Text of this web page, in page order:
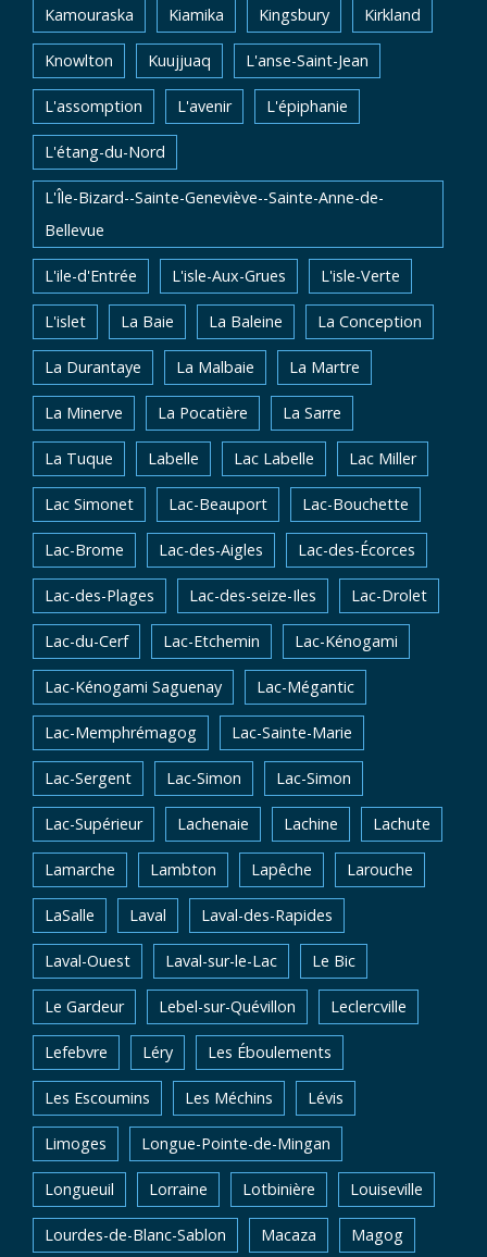
Kamouraska Kiamika Kingsbury Kirkland
Knowlton Kuujjuaq L'anse-Saint-Jean
L'assomption L'avenir L'épiphanie
L'étang-du-Nord
L'Île-Bizard--Sainte-Geneviève--Sainte-Anne-de-
Bellevue
L'ile-d'Entrée L'isle-Aux-Grues L'isle-Verte
L'islet La Baie La Baleine La Conception
La Durantaye La Malbaie La Martre
La Minerve La Pocatière La Sarre
La Tuque Labelle Lac Labelle Lac Miller
Lac Simonet Lac-Beauport Lac-Bouchette
Lac-Brome Lac-des-Aigles Lac-des-Écorces
Lac-des-Plages Lac-des-seize-Iles Lac-Drolet
Lac-du-Cerf Lac-Etchemin Lac-Kénogami
Lac-Kénogami Saguenay Lac-Mégantic
Lac-Memphrémagog Lac-Sainte-Marie
Lac-Sergent Lac-Simon Lac-Simon
Lac-Supérieur Lachenaie Lachine Lachute
Lamarche Lambton Lapêche Larouche
LaSalle Laval Laval-des-Rapides
Laval-Ouest Laval-sur-le-Lac Le Bic
Le Gardeur Lebel-sur-Quévillon Leclercville
Lefebvre Léry Les Éboulements
Les Escoumins Les Méchins Lévis
Limoges Longue-Pointe-de-Mingan
Longueuil Lorraine Lotbinière Louiseville
Lourdes-de-Blanc-Sablon Macaza Magog